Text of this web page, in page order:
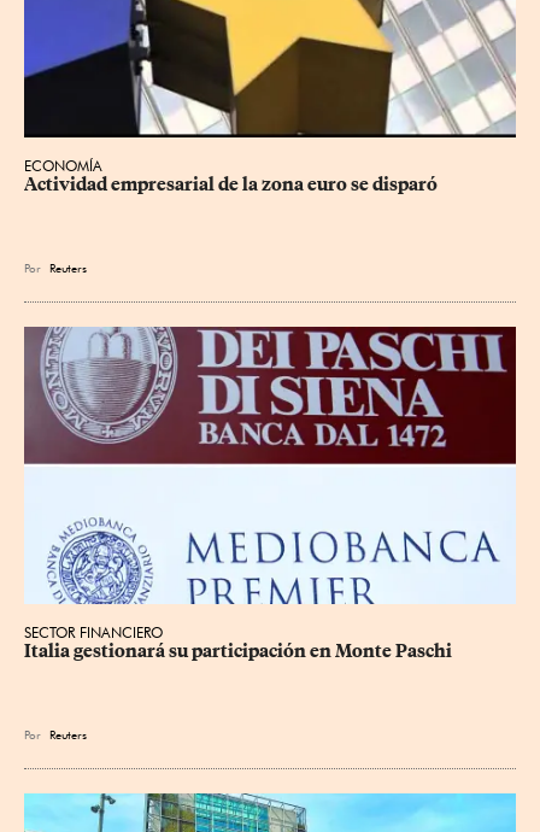
ECONOMÍA
Actividad empresarial de la zona euro se disparó
Por Reuters
SECTOR FINANCIERO
Italia gestionará su participación en Monte Paschi
Por Reuters